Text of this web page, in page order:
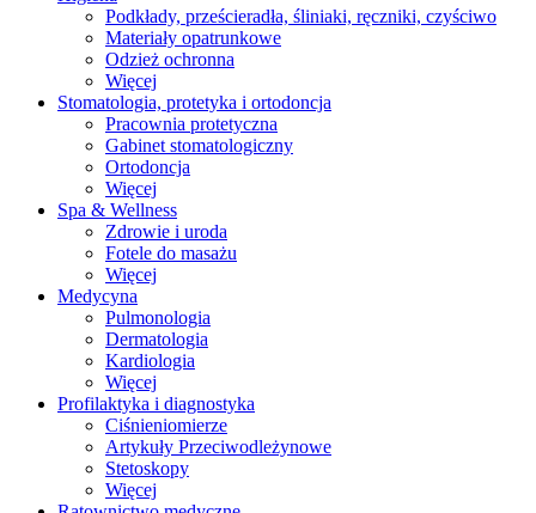
Podkłady, prześcieradła, śliniaki, ręczniki, czyściwo
Materiały opatrunkowe
Odzież ochronna
Więcej
Stomatologia, protetyka i ortodoncja
Pracownia protetyczna
Gabinet stomatologiczny
Ortodoncja
Więcej
Spa & Wellness
Zdrowie i uroda
Fotele do masażu
Więcej
Medycyna
Pulmonologia
Dermatologia
Kardiologia
Więcej
Profilaktyka i diagnostyka
Ciśnieniomierze
Artykuły Przeciwodleżynowe
Stetoskopy
Więcej